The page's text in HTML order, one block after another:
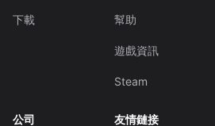
下載 幫助
遊戲資訊
Steam
公司 友情鏈接